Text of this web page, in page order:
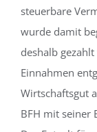
steuerbare
wurde damit
deshalb
Einnahmen
Wirtschaftsgut
BFH mit seiner